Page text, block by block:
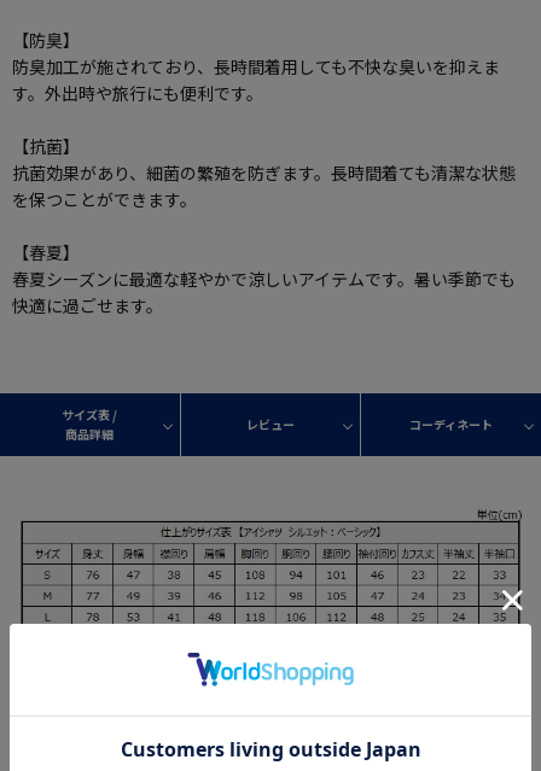
【防臭】
防臭加工が施されており、長時間着用しても不快な臭いを抑えま
す。外出時や旅行にも便利です。
【抗菌】
抗菌効果があり、細菌の繁殖を防ぎます。長時間着ても清潔な状態
を保つことができます。
【春夏】
春夏シーズンに最適な軽やかで涼しいアイテムです。暑い季節でも
快適に過ごせます。
サイズ表 /
商品詳細
レビュー コーディネート